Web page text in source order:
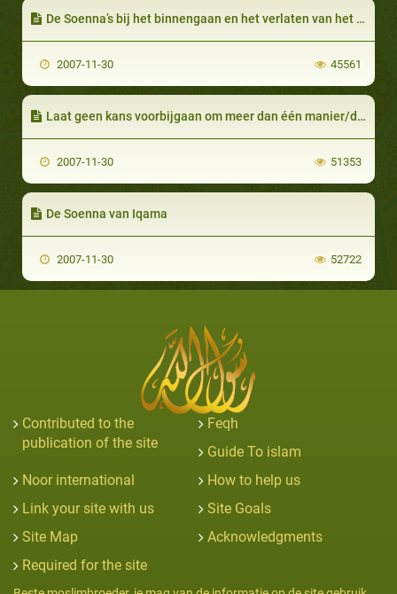
De Soenna’s bij het binnengaan en het verlaten van het huis
2007-11-30 45561
Laat geen kans voorbijgaan om meer dan één manier/daad van aanbidding op hetzelfde tijdstip toe te passen… Hoe doe je dat?
2007-11-30 51353
De Soenna van Iqama
2007-11-30 52722
Contributed to the
publication of the site
Feqh
Guide To islam
Noor international
How to help us
Link your site with us
Site Goals
Site Map
Acknowledgments
Required for the site